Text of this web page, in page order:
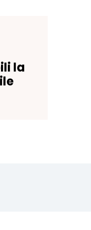
la